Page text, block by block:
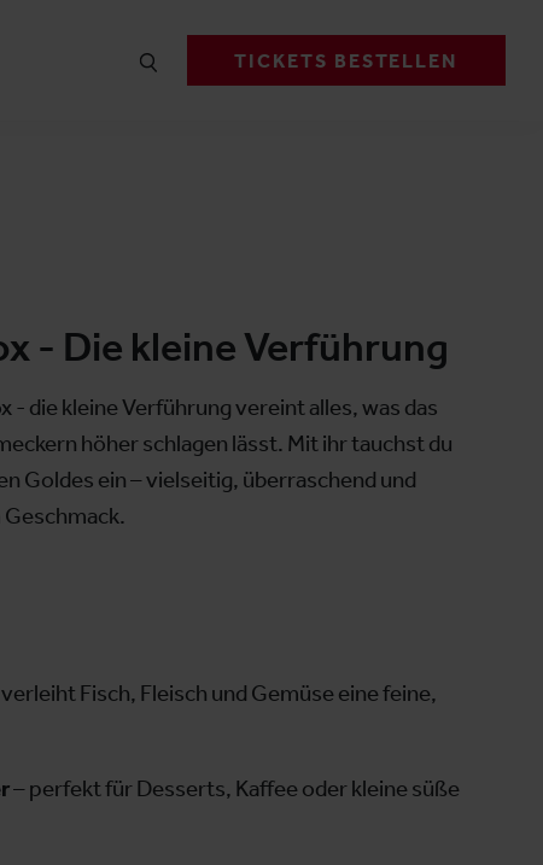
TICKETS BESTELLEN
- Die kleine Verführung
- die kleine Verführung vereint alles, was das
höher schlagen lässt. Mit ihr tauchst du
Goldes ein – vielseitig, überraschend und
Fisch, Fleisch und Gemüse eine feine,
– perfekt für Desserts, Kaffee oder kleine süße